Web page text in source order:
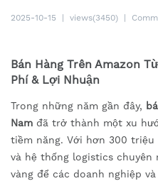
2025-10-15 views(3450)
Bán Hàng Trên Amazon
Phí & Lợi Nhuận
Trong những năm gần đây,
Nam đã trở thành một xu
tiềm năng. Với hơn 300
và hệ thống logistics chuyên
vàng để các doanh nghiệp